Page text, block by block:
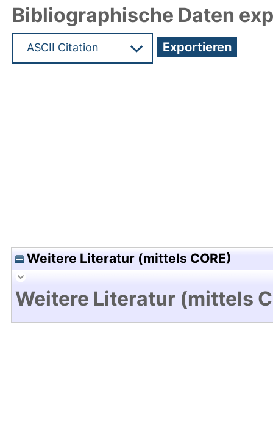
Bibliographische Daten
Weitere Literatur (mittels CORE)
Weitere Literatur (mittels